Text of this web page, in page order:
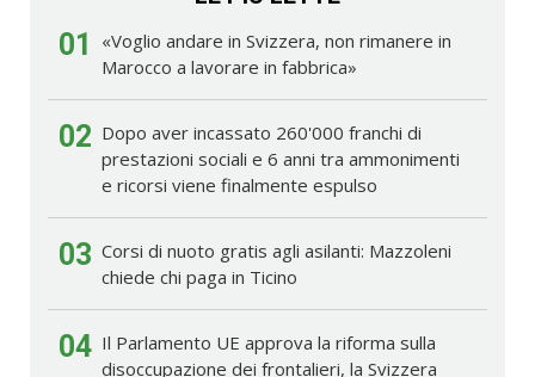
01
«Voglio andare in Svizzera, non rimanere in
Marocco a lavorare in fabbrica»
02 Dopo aver incassato 260'000 franchi di
prestazioni sociali e 6 anni tra ammonimenti
e ricorsi viene finalmente espulso
03 Corsi di nuoto gratis agli asilanti: Mazzoleni
chiede chi paga in Ticino
04 Il Parlamento UE approva la riforma sulla
disoccupazione dei frontalieri, la Svizzera